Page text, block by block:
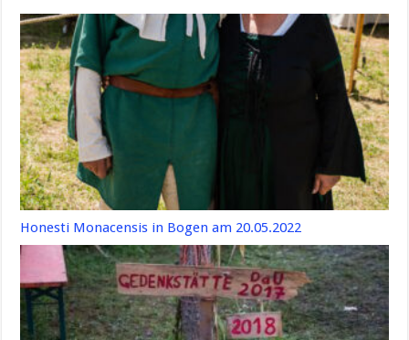
Honesti Monacensis in Bogen am 20.05.2022